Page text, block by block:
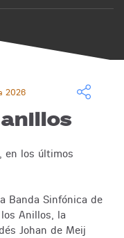
2026
en los últimos
Banda Sinfónica de
Anillos, la
Johan de Meij